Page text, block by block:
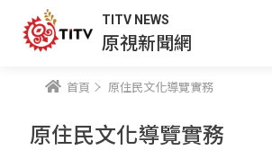
TITV NEWS
原視新聞網
首頁 原住民文化導覽實務
原住民文化導覽實務